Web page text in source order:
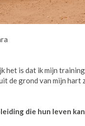
het is dat ik mijn
de grond van mijn
die hun leven